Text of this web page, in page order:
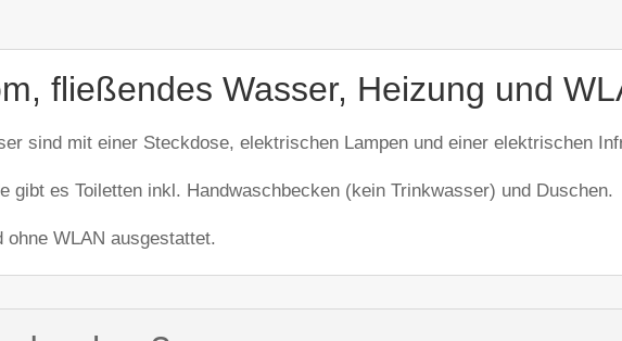
fließendes Wasser, Heizung und
sind mit einer Steckdose, elektrischen Lampen und einer elektrischen
gibt es Toiletten inkl. Handwaschbecken (kein Trinkwasser) und Duschen.
WLAN ausgestattet.